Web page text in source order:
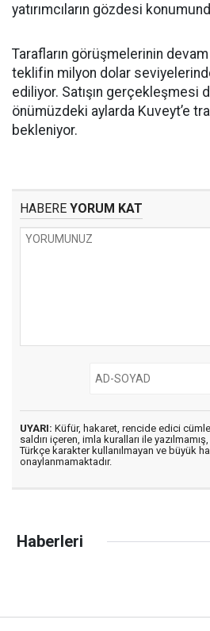
yatırımcıların gözdesi
Tarafların görüşmelerinin
teklifin milyon dolar
ediliyor. Satışın gerçekleşmesi
önümüzdeki aylarda Kuveyt’e
bekleniyor.
HABERE YORUM KAT
UYARI: Küfür, hakaret, rencide edici
saldırı içeren, imla kuralları ile yazılmamış,
Türkçe karakter kullanılmayan ve büyük
onaylanmamaktadır.
Haberleri